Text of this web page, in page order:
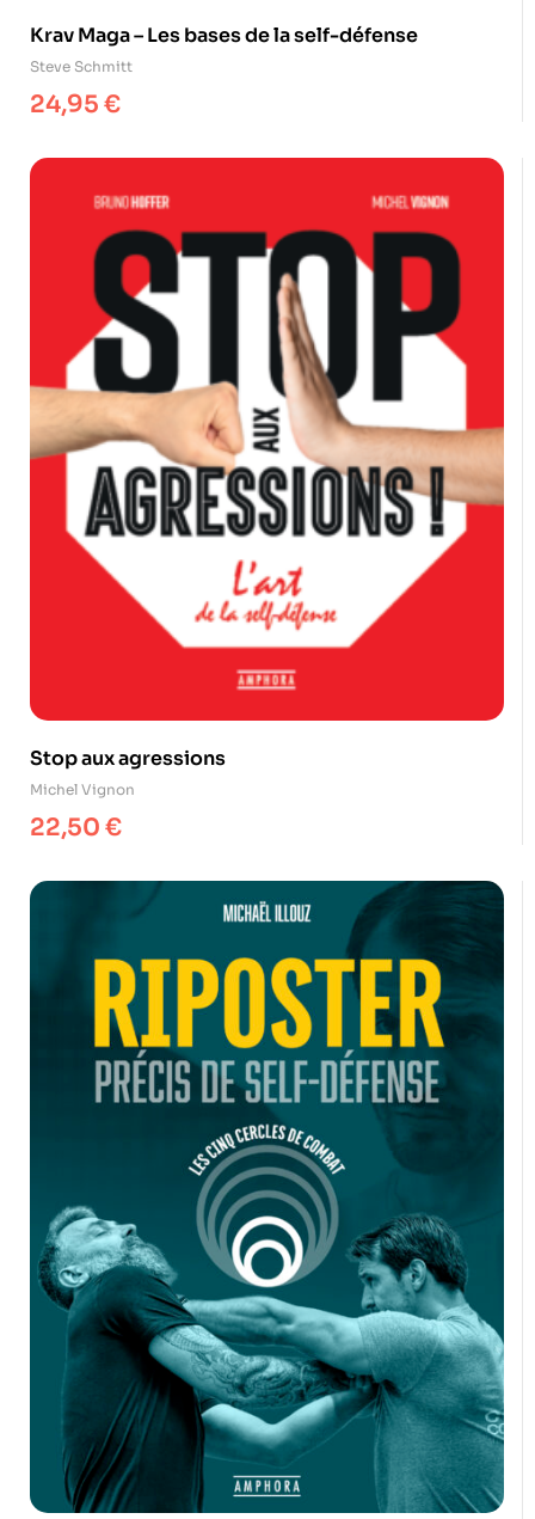
Krav Maga – Les bases de la self-défense
Steve Schmitt
24,95 €
Stop aux agressions
Michel Vignon
22,50 €